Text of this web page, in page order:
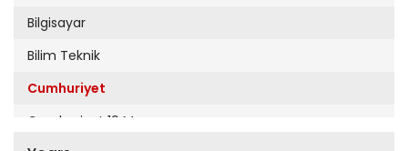
Bilgisayar
Bilim Teknik
Cumhuriyet
Cumhuriyet 19 Mayıs